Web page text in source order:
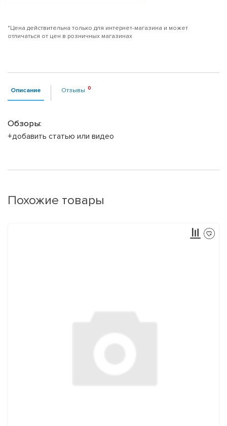
*Цена действительна только для интернет-магазина и может
отличаться от цен в розничных магазинах
Описание Отзывы
Обзоры:
+добавить статью или видео
Похожие товары